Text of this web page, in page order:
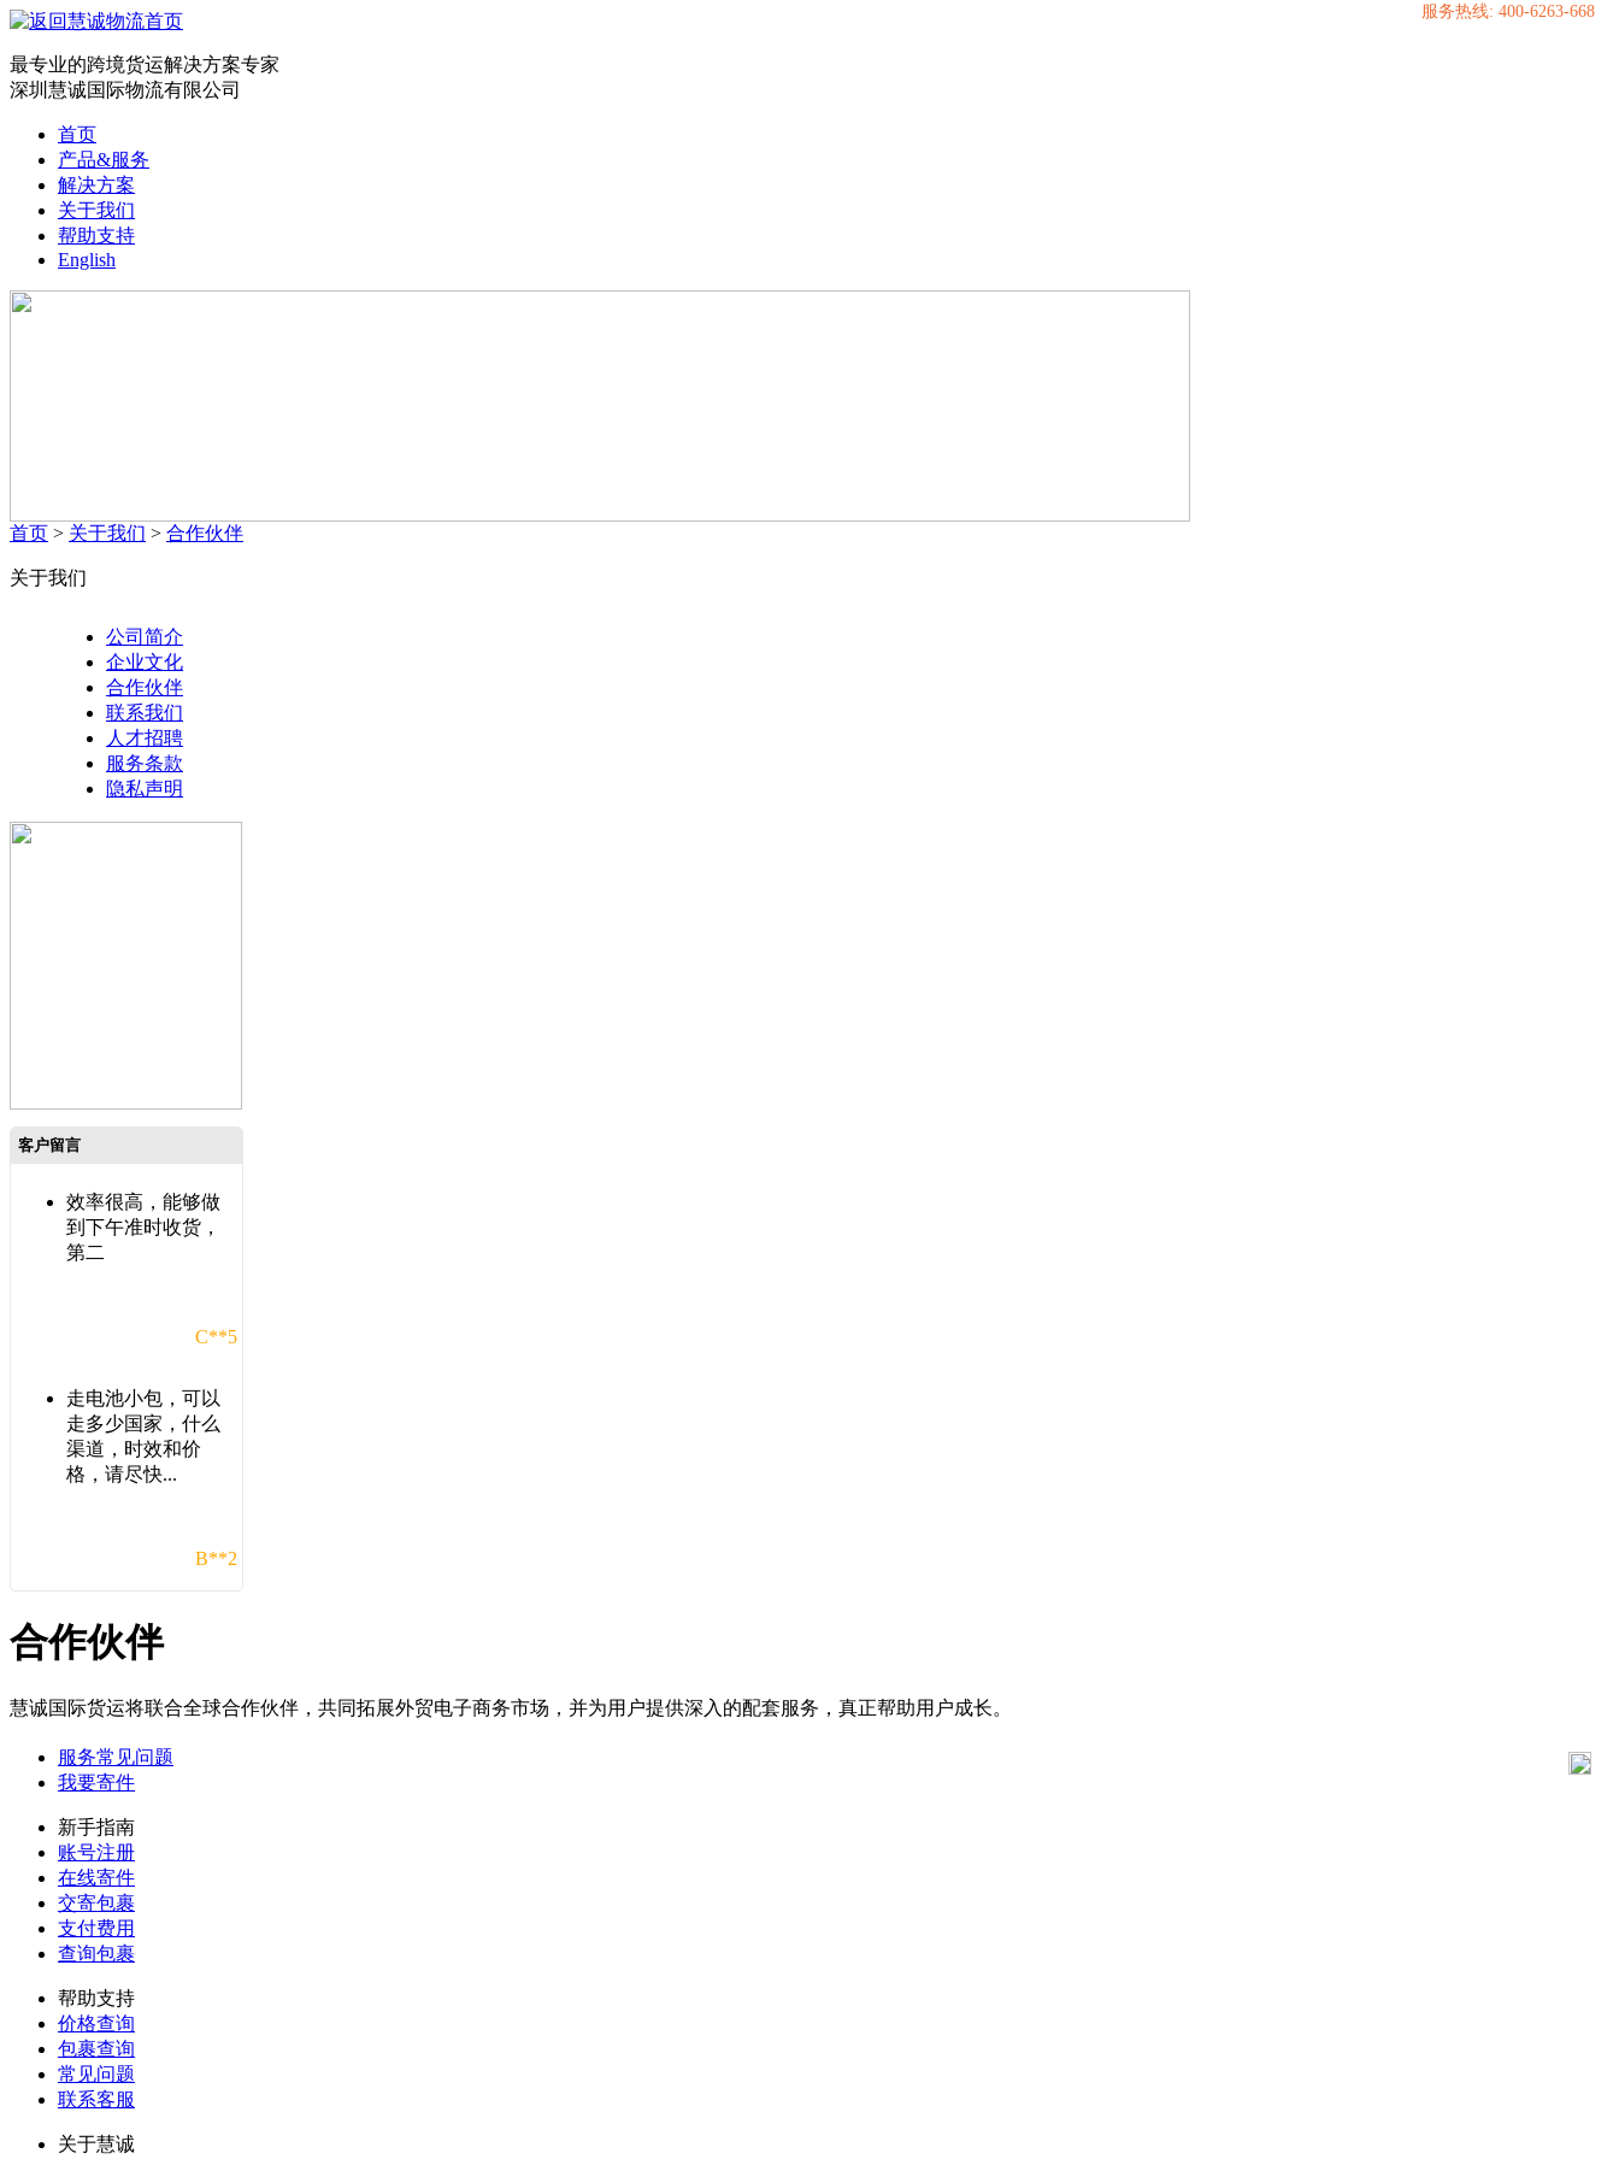
服务热线: 400-6263-668
最专业的跨境货运解决方案专家
深圳慧诚国际物流有限公司
首页
产品&服务
解决方案
关于我们
帮助支持
English
首页 > 关于我们 > 合作伙伴
关于我们
公司简介
企业文化
合作伙伴
联系我们
人才招聘
服务条款
隐私声明
客户留言
效率很高，能够做
到下午准时收货，
第二
C**5
走电池小包，可以
走多少国家，什么
渠道，时效和价
格，请尽快...
B**2
在这发了几次货，
发现比之前几家货
后还会在...
想发一批带电池的
国产手机到国外，
请问一下有什么渠
道可以...
希望你们网点多一
些，我天天发小包
合作伙伴
慧诚国际货运将联合全球合作伙伴，共同拓展外贸电子商务市场，并为用户提供深入的配套服务，真正帮助用户成长。
服务常见问题
我要寄件
新手指南
账号注册
在线寄件
交寄包裹
支付费用
查询包裹
帮助支持
价格查询
包裹查询
常见问题
联系客服
关于慧诚